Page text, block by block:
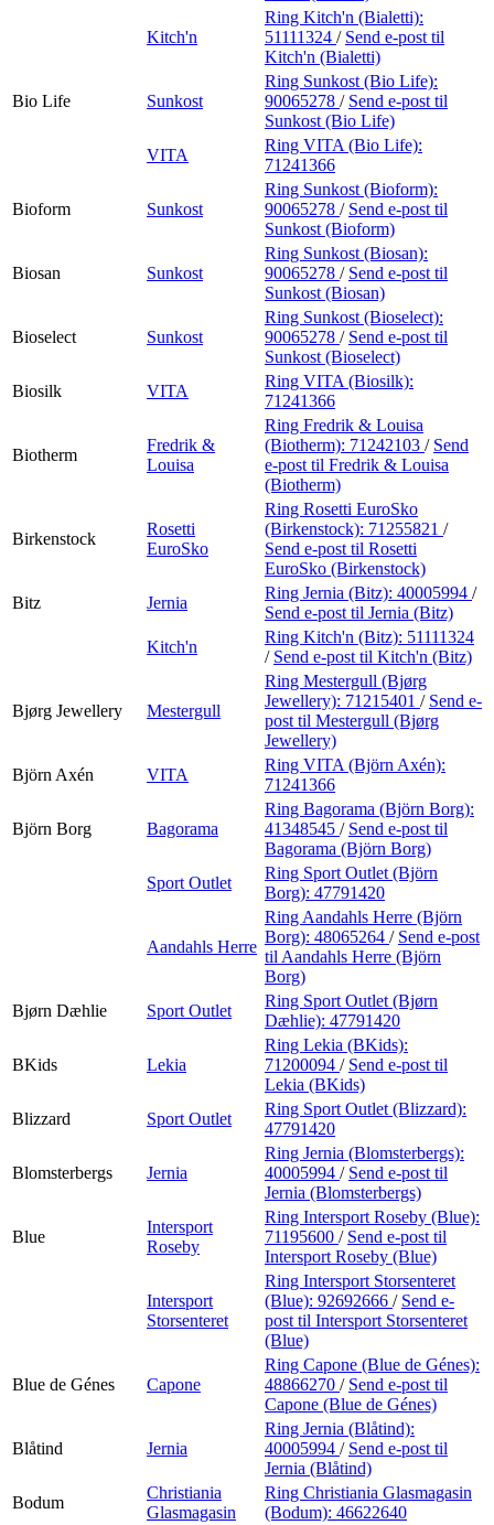
Kitch'n
Ring Kitch'n (Bialetti):
51111324 / Send e-post til
Kitch'n (Bialetti)
Bio Life Sunkost
Ring Sunkost (Bio Life):
90065278 / Send e-post til
Sunkost (Bio Life)
VITA
Ring VITA (Bio Life):
71241366
Bioform Sunkost
Ring Sunkost (Bioform):
90065278 / Send e-post til
Sunkost (Bioform)
Biosan Sunkost
Ring Sunkost (Biosan):
90065278 / Send e-post til
Sunkost (Biosan)
Bioselect Sunkost
Ring Sunkost (Bioselect):
90065278 / Send e-post til
Sunkost (Bioselect)
Biosilk
VITA
Ring VITA (Biosilk):
71241366
Biotherm
Fredrik &
Louisa
Ring Fredrik & Louisa
(Biotherm): 71242103 / Send
e-post til Fredrik & Louisa
(Biotherm)
Birkenstock
Rosetti
EuroSko
Ring Rosetti EuroSko
(Birkenstock): 71255821 /
Send e-post til Rosetti
EuroSko (Birkenstock)
Bitz
Jernia
Ring Jernia (Bitz): 40005994 /
Send e-post til Jernia (Bitz)
Kitch'n
Ring Kitch'n (Bitz): 51111324
/ Send e-post til Kitch'n (Bitz)
Bjørg Jewellery Mestergull
Ring Mestergull (Bjørg
Jewellery): 71215401 / Send e-
post til Mestergull (Bjørg
Jewellery)
Björn Axén
VITA
Ring VITA (Björn Axén):
71241366
Björn Borg Bagorama
Ring Bagorama (Björn Borg):
41348545 / Send e-post til
Bagorama (Björn Borg)
Sport Outlet
Ring Sport Outlet (Björn
Borg): 47791420
Aandahls Herre
Ring Aandahls Herre (Björn
Borg): 48065264 / Send e-post
til Aandahls Herre (Björn
Borg)
Bjørn Dæhlie
Sport Outlet
Ring Sport Outlet (Bjørn
Dæhlie): 47791420
BKids Lekia
Ring Lekia (BKids):
71200094 / Send e-post til
Lekia (BKids)
Blizzard
Sport Outlet
Ring Sport Outlet (Blizzard):
47791420
Blomsterbergs Jernia
Ring Jernia (Blomsterbergs):
40005994 / Send e-post til
Jernia (Blomsterbergs)
Blue
Intersport
Roseby
Ring Intersport Roseby (Blue):
71195600 / Send e-post til
Intersport Roseby (Blue)
Intersport
Storsenteret
Ring Intersport Storsenteret
(Blue): 92692666 / Send e-
post til Intersport Storsenteret
(Blue)
Blue de Génes Capone
Ring Capone (Blue de Génes):
48866270 / Send e-post til
Capone (Blue de Génes)
Blåtind Jernia
Ring Jernia (Blåtind):
40005994 / Send e-post til
Jernia (Blåtind)
Bodum
Christiania
Glasmagasin
Ring Christiania Glasmagasin
(Bodum): 46622640